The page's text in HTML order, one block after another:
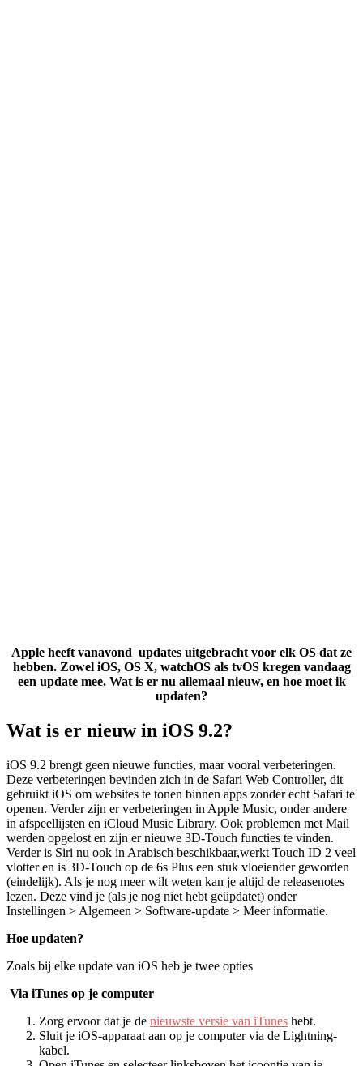
Apple heeft vanavond updates uitgebracht voor elk OS dat ze
hebben. Zowel iOS, OS X, watchOS als tvOS kregen vandaag
een update mee. Wat is er nu allemaal nieuw, en hoe moet ik
updaten?
Wat is er nieuw in iOS 9.2?
iOS 9.2 brengt geen nieuwe functies, maar vooral verbeteringen.
Deze verbeteringen bevinden zich in de Safari Web Controller, dit
gebruikt iOS om websites te tonen binnen apps zonder echt Safari te
openen. Verder zijn er verbeteringen in Apple Music, onder andere
in afspeellijsten en iCloud Music Library. Ook problemen met Mail
werden opgelost en zijn er nieuwe 3D-Touch functies te vinden.
Verder is Siri nu ook in Arabisch beschikbaar,werkt Touch ID 2 veel
vlotter en is 3D-Touch op de 6s Plus een stuk vloeiender geworden
(eindelijk). Als je nog meer wilt weten kan je altijd de releasenotes
lezen. Deze vind je (als je nog niet hebt geüpdatet) onder
Instellingen > Algemeen > Software-update > Meer informatie.
Hoe updaten?
Zoals bij elke update van iOS heb je twee opties
Via iTunes op je computer
Zorg ervoor dat je de nieuwste versie van iTunes hebt.
Sluit je iOS-apparaat aan op je computer via de Lightning-
kabel.